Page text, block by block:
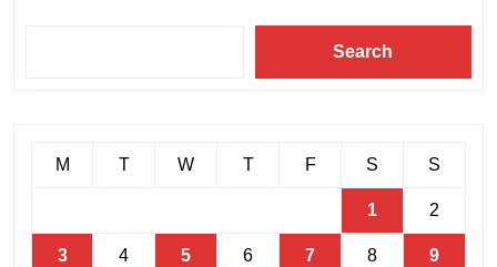
Search
M T W T F S S
1 2
3 4 5 6 7 8 9